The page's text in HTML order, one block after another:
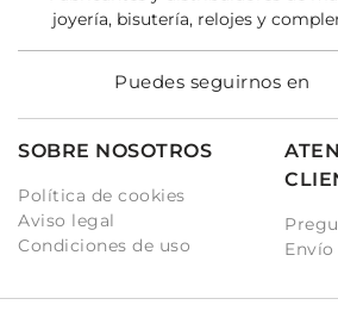
joyería, bisutería, relojes y
Puedes seguirnos en
SOBRE NOSOTROS
Política de cookies
Aviso legal
Condiciones de uso